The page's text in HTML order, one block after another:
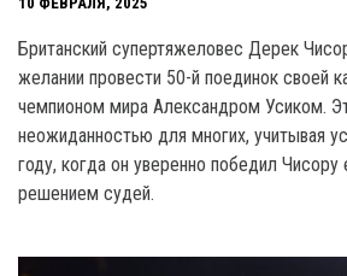
Британский супертяжеловес Дерек
желании провести 50-й поединок своей
чемпионом мира Александром Усиком.
неожиданностью для многих, учитывая
году, когда он уверенно победил
решением судей.